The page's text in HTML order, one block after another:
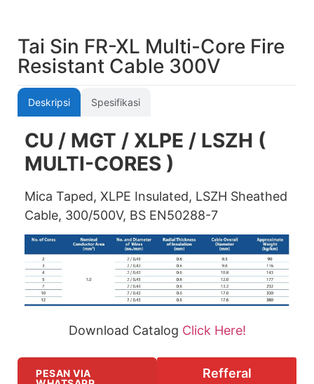
Tai Sin FR-XL Multi-Core Fire
Resistant Cable 300V
Deskripsi Spesifikasi
CU / MGT / XLPE / LSZH (
MULTI-CORES )
Mica Taped, XLPE Insulated, LSZH Sheathed
Cable, 300/500V, BS EN50288-7
Download Catalog Click Here!
PESAN VIA
Refferal